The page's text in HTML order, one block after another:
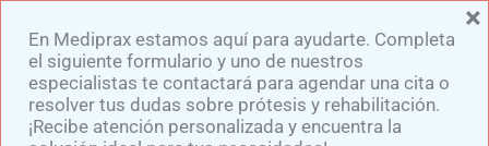
contenido
En Mediprax estamos aquí para ayudarte. Completa
el siguiente formulario y uno de nuestros
especialistas te contactará para agendar una cita o
resolver tus dudas sobre prótesis y rehabilitación.
¡Recibe atención personalizada y encuentra la
×